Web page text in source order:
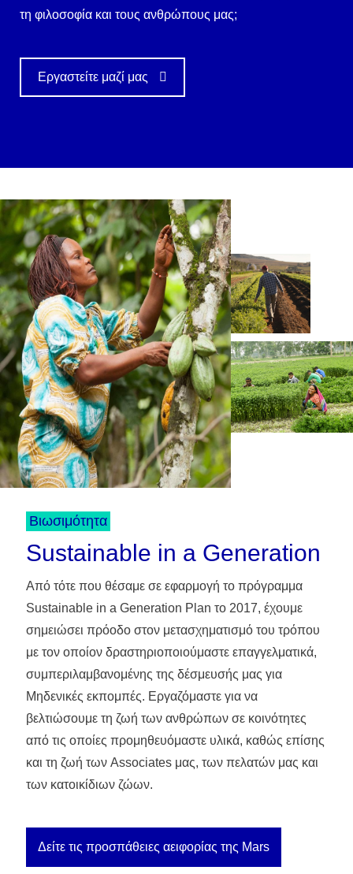
τη φιλοσοφία και τους ανθρώπους μας;
Εργαστείτε μαζί μας
Βιωσιμότητα
Sustainable in a Generation
Από τότε που θέσαμε σε εφαρμογή το πρόγραμμα
Sustainable in a Generation Plan το 2017, έχουμε
σημειώσει πρόοδο στον μετασχηματισμό του τρόπου
με τον οποίον δραστηριοποιούμαστε επαγγελματικά,
συμπεριλαμβανομένης της δέσμευσής μας για
Μηδενικές εκπομπές. Εργαζόμαστε για να
βελτιώσουμε τη ζωή των ανθρώπων σε κοινότητες
από τις οποίες προμηθευόμαστε υλικά, καθώς επίσης
και τη ζωή των Associates μας, των πελατών μας και
των κατοικίδιων ζώων.
Δείτε τις προσπάθειες αειφορίας της Mars